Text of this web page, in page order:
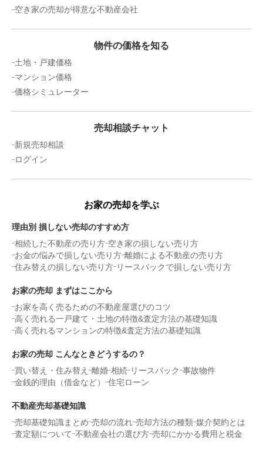
空き家の売却が得意な不動産会社
物件の価格を知る
土地・戸建価格
マンション価格
価格シミュレーター
売却相談チャット
新規売却相談
ログイン
お家の売却を学ぶ
理由別 損しない売却のすすめ方
相続した不動産の売り方 空き家の損しない売り方
お金の悩みで損しない売り方 離婚による不動産の売り方
住み替えの損しない売り方 リースバックで損しない売り方
お家の売却 まずはここから
お家を高く売るための不動産屋選びのコツ
高く売れる一戸建て・土地の特徴&査定方法の基礎知識
高く売れるマンションの特徴&査定方法の基礎知識
お家の売却 こんなときどうするの？
買い替え・住み替え
離婚 相続 リースバック 事故物件
金銭的理由（借金など）
住宅ローン
不動産売却基礎知識
売却基礎知識まとめ 売却の流れ 売却方法の種類 媒介契約とは
査定額について 不動産会社の選び方 売却にかかる費用と税金